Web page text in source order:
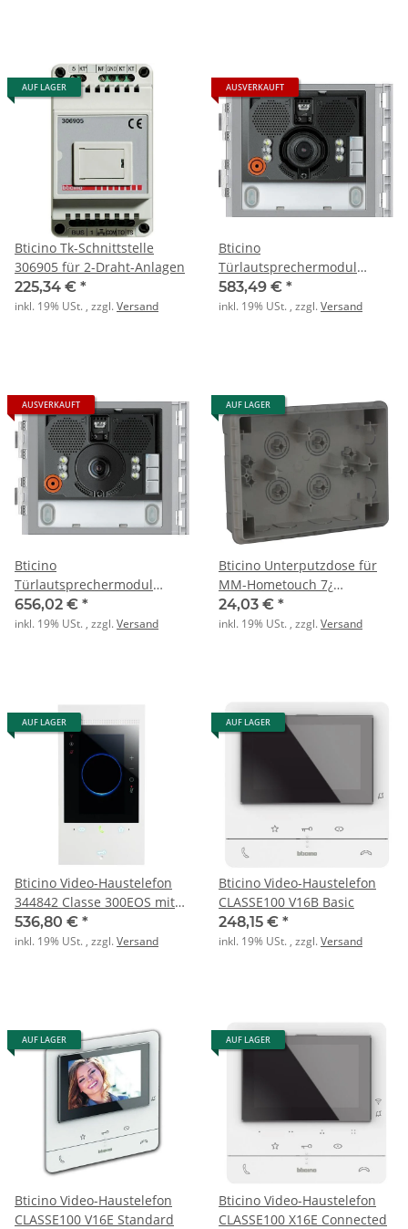
AUF LAGER
Bticino Tk-Schnittstelle
306905 für 2-Draht-Anlagen
225,34 € *
inkl. 19% USt. , zzgl.Versand
AUSVERKAUFT
Bticino
Türlautsprechermodul
351200 STD 2RT Sfera New
583,49 € *
inkl. 19% USt. , zzgl.Versand
AUSVERKAUFT
Bticino
Türlautsprechermodul
351300 Weitwinkel 2RT
Sfera New
656,02 € *
inkl. 19% USt. , zzgl.Versand
AUF LAGER
Bticino Unterputzdose für
MM-Hometouch 7¿
180x130mm
24,03 € *
inkl. 19% USt. , zzgl.Versand
AUF LAGER
Bticino Video-Haustelefon
344842 Classe 300EOS mit
Netatmo
536,80 € *
inkl. 19% USt. , zzgl.Versand
AUF LAGER
Bticino Video-Haustelefon
CLASSE100 V16B Basic
248,15 € *
inkl. 19% USt. , zzgl.Versand
AUF LAGER
Bticino Video-Haustelefon
CLASSE100 V16E Standard
AUF LAGER
Bticino Video-Haustelefon
CLASSE100 X16E Connected